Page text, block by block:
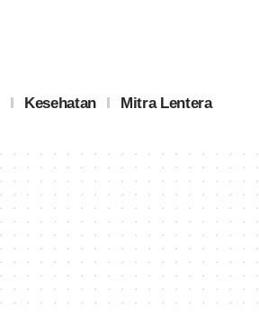
Kesehatan Mitra Lentera